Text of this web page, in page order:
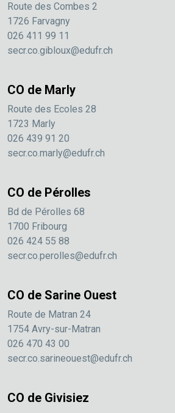
Route des Combes 2
1726 Farvagny
026 411 99 11
secr.co.gibloux@edufr.ch
CO de Marly
Route des Ecoles 28
1723 Marly
026 439 91 20
secr.co.marly@edufr.ch
CO de Pérolles
Bd de Pérolles 68
1700 Fribourg
026 424 55 88
secr.co.perolles@edufr.ch
CO de Sarine Ouest
Route de Matran 24
1754 Avry-sur-Matran
026 470 43 00
secr.co.sarineouest@edufr.ch
CO de Givisiez